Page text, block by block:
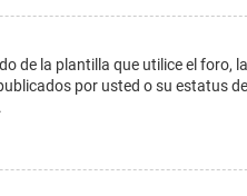
de la plantilla que utilice el foro,
por usted o su estatus